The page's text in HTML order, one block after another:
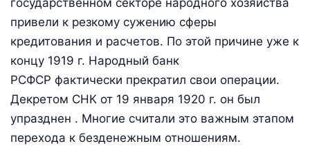
государственном секторе народного хозяйства
привели к резкому сужению сферы
кредитования и расчетов. По этой причине уже к
концу 1919 г. Народный банк
РСФСР фактически прекратил свои операции.
Декретом СНК от 19 января 1920 г. он был
упразднен . Многие считали это важным этапом
перехода к безденежным отношениям.